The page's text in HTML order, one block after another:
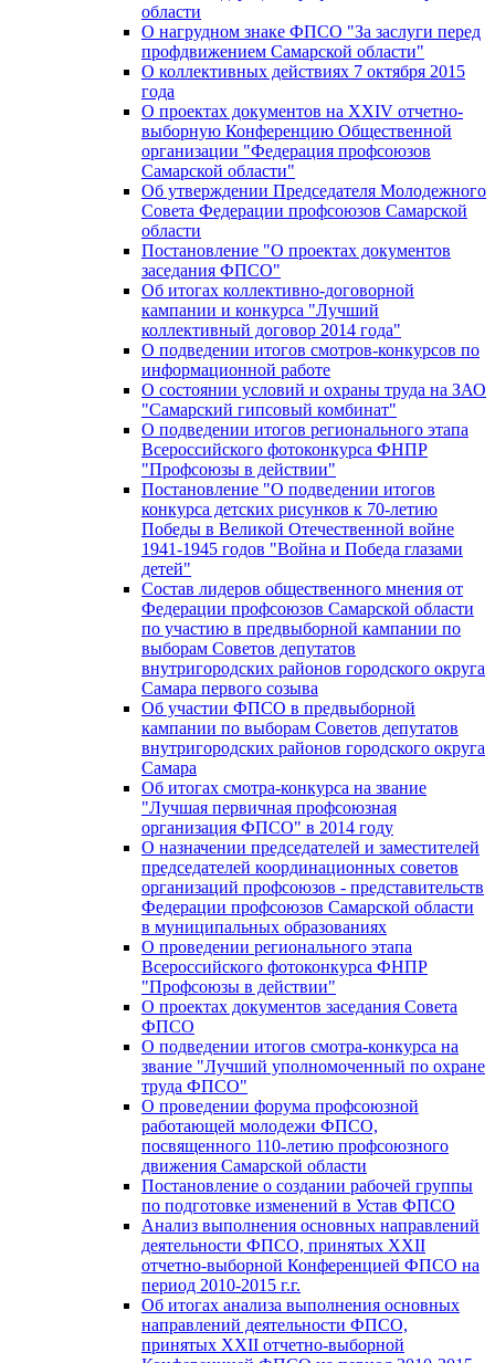
области
О нагрудном знаке ФПСО "За заслуги перед
профдвижением Самарской области"
О коллективных действиях 7 октября 2015
года
О проектах документов на XXIV отчетно-
выборную Конференцию Общественной
организации "Федерация профсоюзов
Самарской области"
Об утверждении Председателя Молодежного
Совета Федерации профсоюзов Самарской
области
Постановление "О проектах документов
заседания ФПСО"
Об итогах коллективно-договорной
кампании и конкурса "Лучший
коллективный договор 2014 года"
О подведении итогов смотров-конкурсов по
информационной работе
О состоянии условий и охраны труда на ЗАО
"Самарский гипсовый комбинат"
О подведении итогов регионального этапа
Всероссийского фотоконкурса ФНПР
"Профсоюзы в действии"
Постановление "О подведении итогов
конкурса детских рисунков к 70-летию
Победы в Великой Отечественной войне
1941-1945 годов "Война и Победа глазами
детей"
Состав лидеров общественного мнения от
Федерации профсоюзов Самарской области
по участию в предвыборной кампании по
выборам Советов депутатов
внутригородских районов городского округа
Самара первого созыва
Об участии ФПСО в предвыборной
кампании по выборам Советов депутатов
внутригородских районов городского округа
Самара
Об итогах смотра-конкурса на звание
"Лучшая первичная профсоюзная
организация ФПСО" в 2014 году
О назначении председателей и заместителей
председателей координационных советов
организаций профсоюзов - представительств
Федерации профсоюзов Самарской области
в муниципальных образованиях
О проведении регионального этапа
Всероссийского фотоконкурса ФНПР
"Профсоюзы в действии"
О проектах документов заседания Совета
ФПСО
О подведении итогов смотра-конкурса на
звание "Лучший уполномоченный по охране
труда ФПСО"
О проведении форума профсоюзной
работающей молодежи ФПСО,
посвященного 110-летию профсоюзного
движения Самарской области
Постановление о создании рабочей группы
по подготовке изменений в Устав ФПСО
Анализ выполнения основных направлений
деятельности ФПСО, принятых XXII
отчетно-выборной Конференцией ФПСО на
период 2010-2015 г.г.
Об итогах анализа выполнения основных
направлений деятельности ФПСО,
принятых XXII отчетно-выборной